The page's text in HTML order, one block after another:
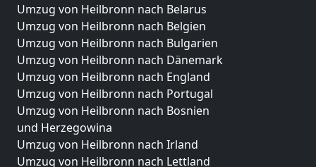
Umzug von Heilbronn nach Belarus
Umzug von Heilbronn nach Belgien
Umzug von Heilbronn nach Bulgarien
Umzug von Heilbronn nach Dänemark
Umzug von Heilbronn nach England
Umzug von Heilbronn nach Portugal
Umzug von Heilbronn nach Bosnien
und Herzegowina
Umzug von Heilbronn nach Irland
Umzug von Heilbronn nach Lettland